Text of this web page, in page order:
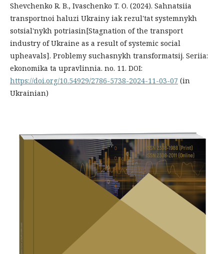
Shevchenko R. B., Ivaschenko T. O. (2024). Sahnatsiia
transportnoi haluzi Ukrainy iak rezul'tat systemnykh
sotsial'nykh potriasin[Stagnation of the transport
industry of Ukraine as a result of systemic social
upheavals]. Problemy suchasnykh transformatsij. Seriia:
ekonomika ta upravlinnia. no. 11. DOI:
https://doi.org/10.54929/2786-5738-2024-11-03-07 (in
Ukrainian)